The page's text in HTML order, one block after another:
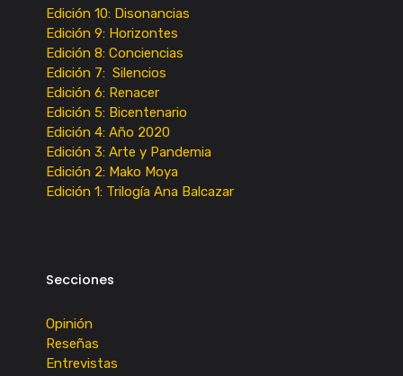
Edición 10: Disonancias
Edición 9: Horizontes
Edición 8: Conciencias
Edición 7: Silencios
Edición 6: Renacer
Edición 5: Bicentenario
Edición 4: Año 2020
Edición 3: Arte y Pandemia
Edición 2: Mako Moya
Edición 1: Trilogía Ana Balcazar
Secciones
Opinión
Reseñas
Entrevistas